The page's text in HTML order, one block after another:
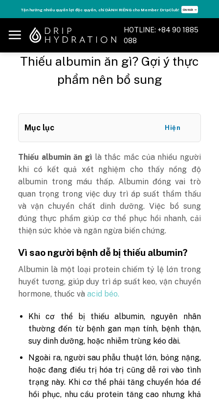
to
content
Tận hưởng nhiều quyền lợi độc quyền, chỉ DÀNH RIÊNG cho Member DripClub! Chi tiết ➝
HOTLINE: +84 90 1885
088
Thiếu albumin ăn gì? Gợi ý thực
phẩm nên bổ sung
Mục lục Hiện
Thiếu albumin ăn gì là thắc mắc của nhiều người
khi có kết quả xét nghiệm cho thấy nồng độ
albumin trong máu thấp. Albumin đóng vai trò
quan trọng trong việc duy trì áp suất thẩm thấu
và vận chuyển chất dinh dưỡng. Việc bổ sung
đúng thực phẩm giúp cơ thể phục hồi nhanh, cải
thiện sức khỏe và ngăn ngừa biến chứng.
Vì sao người bệnh dễ bị thiếu albumin?
Albumin là một loại protein chiếm tỷ lệ lớn trong
huyết tương, giúp duy trì áp suất keo, vận chuyển
hormone, thuốc và acid béo.
Khi cơ thể bị thiếu albumin, nguyên nhân
thường đến từ bệnh gan mạn tính, bệnh thận,
suy dinh dưỡng, hoặc nhiễm trùng kéo dài.
Ngoài ra, người sau phẫu thuật lớn, bỏng nặng,
hoặc đang điều trị hóa trị cũng dễ rơi vào tình
trạng này. Khi cơ thể phải tăng chuyển hóa để
hồi phục, nhu cầu protein tăng cao nhưng khả